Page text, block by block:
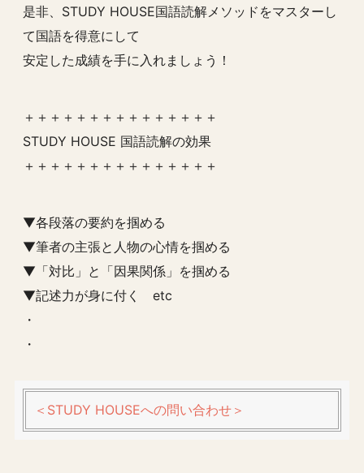
是非、STUDY HOUSE国語読解メソッドをマスターし
て国語を得意にして
安定した成績を手に入れましょう！
＋＋＋＋＋＋＋＋＋＋＋＋＋＋＋
STUDY HOUSE 国語読解の効果
＋＋＋＋＋＋＋＋＋＋＋＋＋＋＋
▼各段落の要約を掴める
▼筆者の主張と人物の心情を掴める
▼「対比」と「因果関係」を掴める
▼記述力が身に付く etc
・
・
＜STUDY HOUSEへの問い合わせ＞